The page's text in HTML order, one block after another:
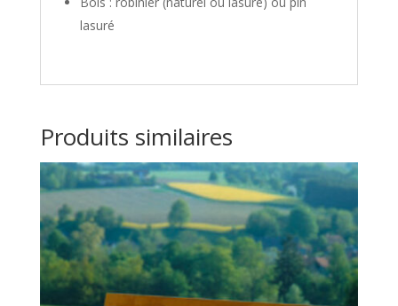
lasuré
Produits similaires